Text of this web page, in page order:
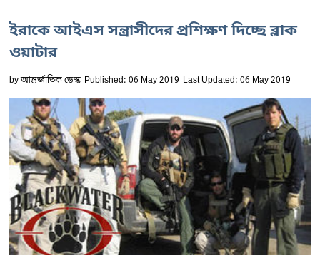
ইরাকে আইএস সন্ত্রাসীদের প্রশিক্ষণ দিচ্ছে ব্লাক
ওয়াটার
byআন্তর্জাতিক ডেস্ক Published: 06 May 2019 Last Updated: 06 May 2019